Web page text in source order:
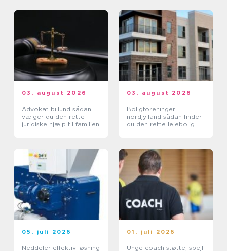
03. august 2026
Advokat billund sådan
vælger du den rette
juridiske hjælp til familien
03. august 2026
Boligforeninger
nordjylland sådan finder
du den rette lejebolig
05. juli 2026
Neddeler effektiv løsning
01. juli 2026
Unge coach støtte, spejl